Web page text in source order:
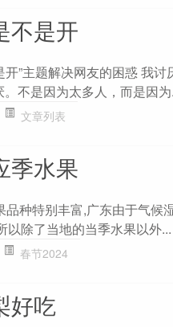
不是开
”主题解决网友的困惑 我
不是因为太多人，而是因为
文章列表
季水果
种特别丰富,广东由于气候
以除了当地的当季水果以外...
春节2024
好吃